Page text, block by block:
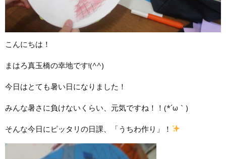
こんにちは！
まはろ真玉橋の幸地です!(^^)
今日はとても暑い日になりました！
みんな暑さに負けないくらい、元気ですね！！(*´ω｀)
そんな今日にピッタリの日課、「うちわ作り」！